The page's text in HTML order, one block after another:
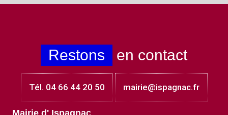
Restons en contact
Tél. 04 66 44 20 50 mairie@ispagnac.fr
Mairie d' Ispagnac